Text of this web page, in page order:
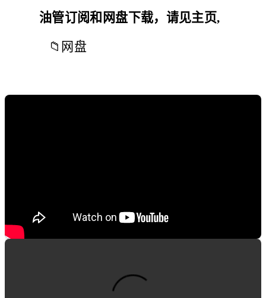
油管订阅和网盘下载，请见主页,
📁 网盘